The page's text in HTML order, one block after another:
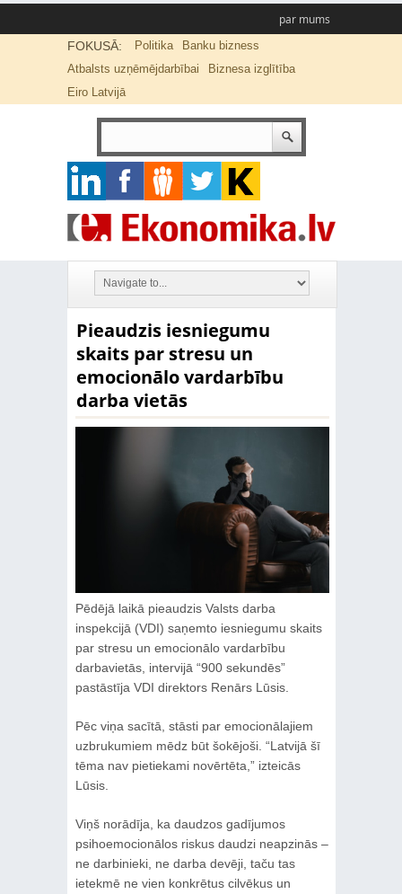
par mums
FOKUSĀ: Politika
Banku bizness
Atbalsts uzņēmējdarbībai
Biznesa izglītība
Eiro Latvijā
Pieaudzis iesniegumu
skaits par stresu un
emocionālo vardarbību
darba vietās
Pēdējā laikā pieaudzis Valsts darba
inspekcijā (VDI) saņemto iesniegumu skaits
par stresu un emocionālo vardarbību
darbavietās, intervijā “900 sekundēs”
pastāstīja VDI direktors Renārs Lūsis.
Pēc viņa sacītā, stāsti par emocionālajiem
uzbrukumiem mēdz būt šokējoši. “Latvijā šī
tēma nav pietiekami novērtēta,” izteicās
Lūsis.
Viņš norādīja, ka daudzos gadījumos
psihoemocionālos riskus daudzi neapzinās –
ne darbinieki, ne darba devēji, taču tas
ietekmē ne vien konkrētus cilvēkus un